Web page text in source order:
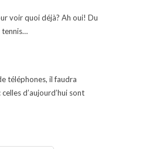
voir quoi déjà? Ah oui! Du
tennis…
téléphones, il faudra
d’aujourd’hui sont